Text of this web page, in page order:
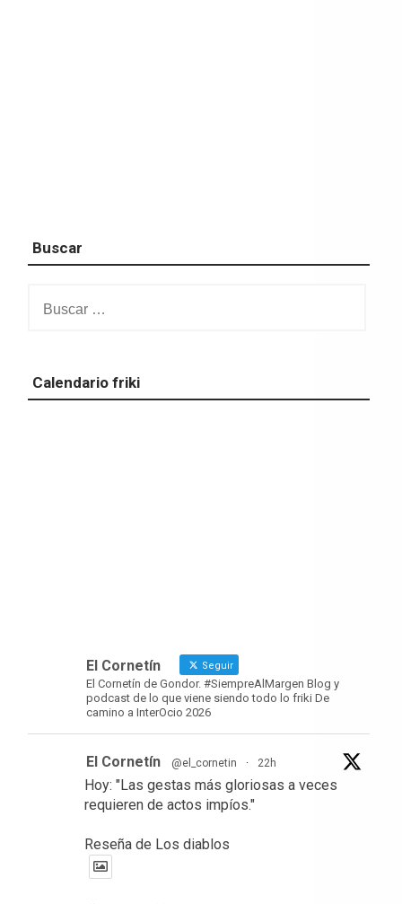
Buscar
Calendario friki
El Cornetín Seguir
El Cornetín de Gondor. #SiempreAlMargen Blog y
podcast de lo que viene siendo todo lo friki De
camino a InterOcio 2026
El Cornetín @el_cornetin · 22h
Hoy: "Las gestas más gloriosas a veces
requieren de actos impíos."
Reseña de Los diablos